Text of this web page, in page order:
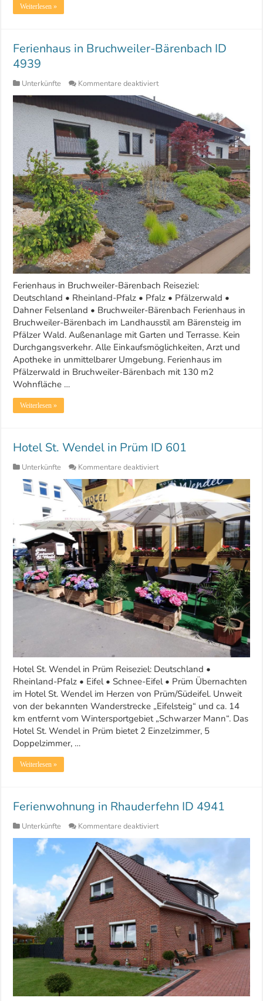
Weiterlesen »
Ferienhaus in Bruchweiler-Bärenbach ID
4939
Unterkünfte Kommentare deaktiviertfür
in
Bruchweiler-
Bärenbach
ID
4939
Ferienhaus in Bruchweiler-Bärenbach Reiseziel:
Deutschland • Rheinland-Pfalz • Pfalz • Pfälzerwald •
Dahner Felsenland • Bruchweiler-Bärenbach Ferienhaus in
Bruchweiler-Bärenbach im Landhausstil am Bärensteig im
Pfälzer Wald. Außenanlage mit Garten und Terrasse. Kein
Durchgangsverkehr. Alle Einkaufsmöglichkeiten, Arzt und
Apotheke in unmittelbarer Umgebung. Ferienhaus im
Pfälzerwald in Bruchweiler-Bärenbach mit 130 m2
Wohnfläche …
Weiterlesen »
Hotel St. Wendel in Prüm ID 601
Unterkünfte Kommentare deaktiviertfür
Hotel
St.
Wendel
in
Prüm
ID
601
Hotel St. Wendel in Prüm Reiseziel: Deutschland •
Rheinland-Pfalz • Eifel • Schnee-Eifel • Prüm Übernachten
im Hotel St. Wendel im Herzen von Prüm/Südeifel. Unweit
von der bekannten Wanderstrecke „Eifelsteig“ und ca. 14
km entfernt vom Wintersportgebiet „Schwarzer Mann“. Das
Hotel St. Wendel in Prüm bietet 2 Einzelzimmer, 5
Doppelzimmer, …
Weiterlesen »
Ferienwohnung in Rhauderfehn ID 4941
Unterkünfte Kommentare deaktiviertfür
Ferienwohnung
in
Rhauderfehn
ID
4941